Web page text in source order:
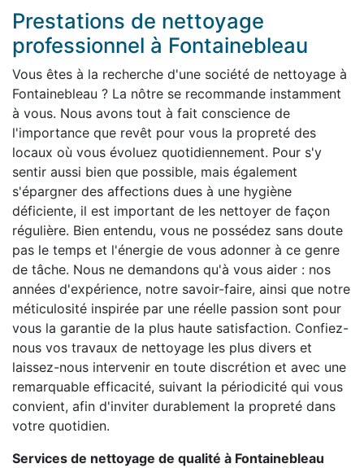
Prestations de nettoyage
professionnel à Fontainebleau
Vous êtes à la recherche d'une société de nettoyage à
Fontainebleau ? La nôtre se recommande instamment
à vous. Nous avons tout à fait conscience de
l'importance que revêt pour vous la propreté des
locaux où vous évoluez quotidiennement. Pour s'y
sentir aussi bien que possible, mais également
s'épargner des affections dues à une hygiène
déficiente, il est important de les nettoyer de façon
régulière. Bien entendu, vous ne possédez sans doute
pas le temps et l'énergie de vous adonner à ce genre
de tâche. Nous ne demandons qu'à vous aider : nos
années d'expérience, notre savoir-faire, ainsi que notre
méticulosité inspirée par une réelle passion sont pour
vous la garantie de la plus haute satisfaction. Confiez-
nous vos travaux de nettoyage les plus divers et
laissez-nous intervenir en toute discrétion et avec une
remarquable efficacité, suivant la périodicité qui vous
convient, afin d'inviter durablement la propreté dans
votre quotidien.
Services de nettoyage de qualité à Fontainebleau